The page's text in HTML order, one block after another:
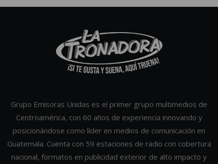
Grupo Emisoras Unidas es el primer grupo multimedios de
Centroamérica, con 60 años de experiencia innovando y
posicionándose como líder en medios de comunicación en
Guatemala. Cuenta con 59 estaciones de radio con cobertura
nacional, formatos en publicidad exterior de alto impacto y